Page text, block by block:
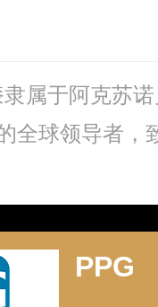
属于阿克苏
全球领导者，
PPG